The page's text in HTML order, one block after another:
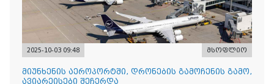
2025-10-03 09:48 მსოფლიო
მიუნხენის აეროპორტში, დრონების გამოჩენის გამო,
ავიარეისები შეჩერდა